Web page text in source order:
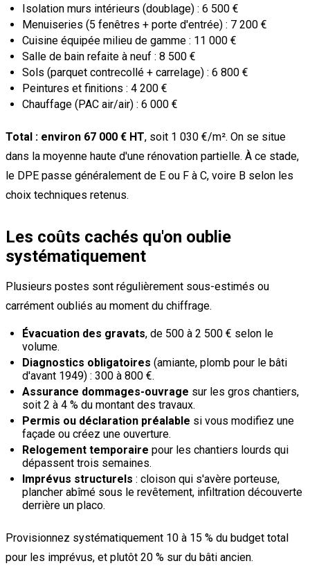
Isolation murs intérieurs (doublage) : 6 500 €
Menuiseries (5 fenêtres + porte d'entrée) : 7 200 €
Cuisine équipée milieu de gamme : 11 000 €
Salle de bain refaite à neuf : 8 500 €
Sols (parquet contrecollé + carrelage) : 6 800 €
Peintures et finitions : 4 200 €
Chauffage (PAC air/air) : 6 000 €
Total : environ 67 000 € HT, soit 1 030 €/m². On se situe
dans la moyenne haute d'une rénovation partielle. À ce stade,
le DPE passe généralement de E ou F à C, voire B selon les
choix techniques retenus.
Les coûts cachés qu'on oublie
systématiquement
Plusieurs postes sont régulièrement sous-estimés ou
carrément oubliés au moment du chiffrage.
Évacuation des gravats, de 500 à 2 500 € selon le
volume.
Diagnostics obligatoires (amiante, plomb pour le bâti
d'avant 1949) : 300 à 800 €.
Assurance dommages-ouvrage sur les gros chantiers,
soit 2 à 4 % du montant des travaux.
Permis ou déclaration préalable si vous modifiez une
façade ou créez une ouverture.
Relogement temporaire pour les chantiers lourds qui
dépassent trois semaines.
Imprévus structurels : cloison qui s'avère porteuse,
plancher abîmé sous le revêtement, infiltration découverte
derrière un placo.
Provisionnez systématiquement 10 à 15 % du budget total
pour les imprévus, et plutôt 20 % sur du bâti ancien.